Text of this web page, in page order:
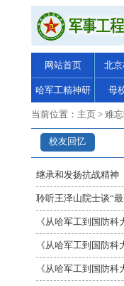
网站首页 北
哈军工精神研
究
母
当前位置： 主页 > 难
校友回忆
继承和发扬抗战精神
聆听王泽山院士谈“
《从哈军工到国防
《从哈军工到国防科
《从哈军工到国防